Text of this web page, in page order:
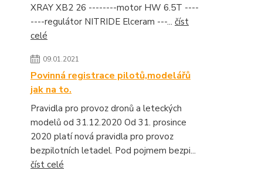
XRAY XB2 26 --------motor HW 6.5T ----
----regulátor NITRIDE Elceram ---... číst
celé
09.01.2021
Povinná registrace pilotů,modelářů
jak na to.
Pravidla pro provoz dronů a leteckých
modelů od 31.12.2020 Od 31. prosince
2020 platí nová pravidla pro provoz
bezpilotních letadel. Pod pojmem bezpi...
číst celé